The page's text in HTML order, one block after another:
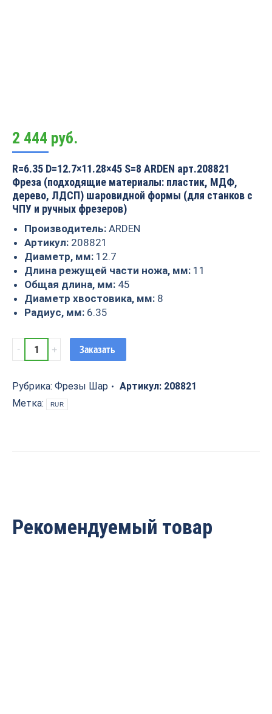
2 444 руб.
R=6.35 D=12.7×11.28×45 S=8 ARDEN арт.208821
Фреза (подходящие материалы: пластик, МДФ,
дерево, ЛДСП) шаровидной формы (для станков с
ЧПУ и ручных фрезеров)
Производитель: ARDEN
Артикул: 208821
Диаметр, мм: 12.7
Длина режущей части ножа, мм: 11
Общая длина, мм: 45
Диаметр хвостовика, мм: 8
Радиус, мм: 6.35
Фреза
шар
D=12.7x11.28x45
S=8
Заказать
Рубрика: Фрезы Шар Артикул: 208821
Метка:
RUR
Рекомендуемый товар